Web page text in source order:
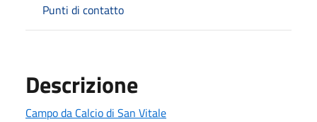
Punti di contatto
Descrizione
Campo da Calcio di San Vitale